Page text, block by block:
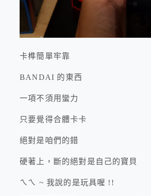
卡榫簡單牢靠
BANDAI 的東西
一項不須用蠻力
只要覺得合體卡卡
絕對是咱們的錯
硬著上，斷的絕對是自己的寶貝
ㄟㄟ ~ 我說的是玩具喔 !!